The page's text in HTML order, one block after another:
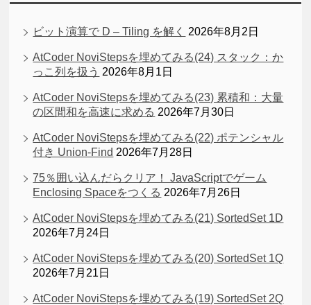
ビット演算で D – Tiling を解く 2026年8月2日
AtCoder NoviStepsを埋めてみる(24) スタック：か
っこ列を扱う 2026年8月1日
AtCoder NoviStepsを埋めてみる(23) 累積和：大量
の区間和を高速に求める 2026年7月30日
AtCoder NoviStepsを埋めてみる(22) ポテンシャル
付き Union-Find 2026年7月28日
75％囲い込んだらクリア！ JavaScriptでゲーム
Enclosing Spaceをつくる 2026年7月26日
AtCoder NoviStepsを埋めてみる(21) SortedSet 1D
2026年7月24日
AtCoder NoviStepsを埋めてみる(20) SortedSet 1Q
2026年7月21日
AtCoder NoviStepsを埋めてみる(19) SortedSet 2Q